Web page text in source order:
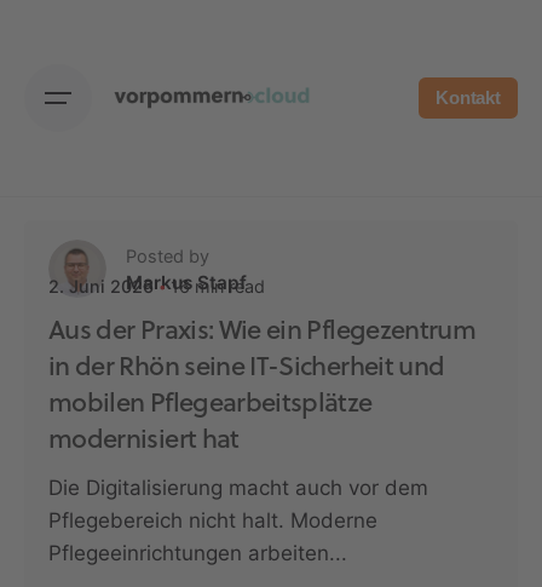
Kontakt
Posted by
Markus Stapf
2. Juni 2026 16 min read
Aus der Praxis: Wie ein Pflegezentrum
in der Rhön seine IT-Sicherheit und
mobilen Pflegearbeitsplätze
modernisiert hat
Die Digitalisierung macht auch vor dem
Pflegebereich nicht halt. Moderne
Pflegeeinrichtungen arbeiten...